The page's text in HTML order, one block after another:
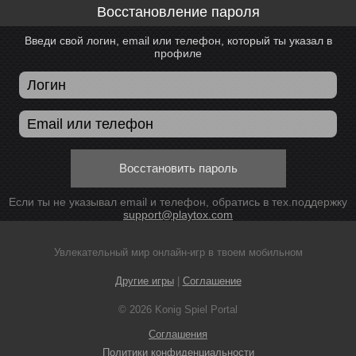
Восстановление пароля
Введи свой логин, email или телефон, который ты указал в
профиле
Восстановить пароль
Если ты не указывал email и телефон, обратись в тех.поддержку
support@playtox.com
Увлекательный мир онлайн-игр в твоем мобильном
Другие игры| Соглашение
© 2026 Konig Spiel Portal
Соглашения
Политики конфиденциальности